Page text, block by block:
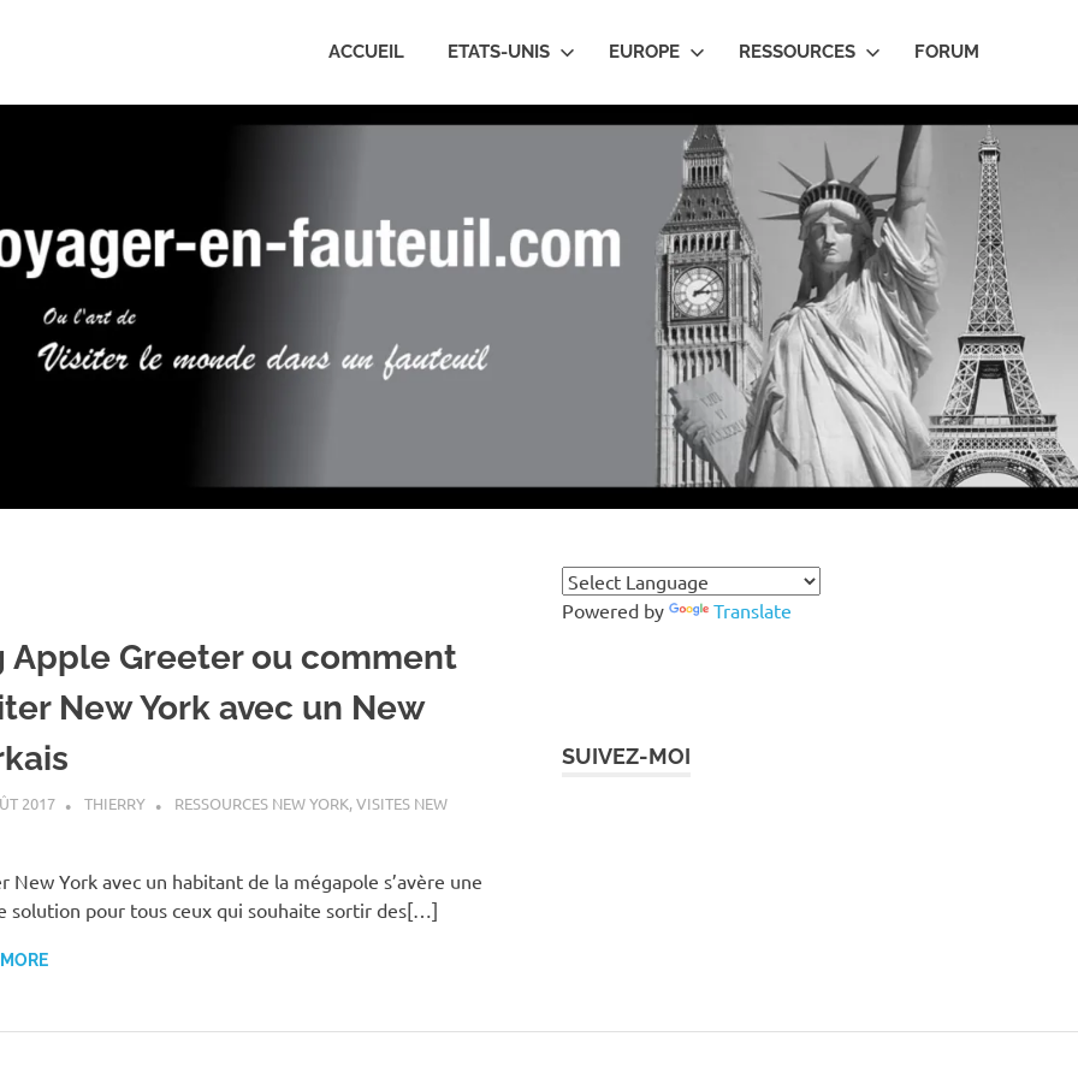
ACCUEIL ETATS-UNIS EUROPE RESSOURCES FORUM
Apple Greeter ou comment
New York avec un New
2017 THIERRY RESSOURCES NEW YORK,VISITES NEW
New York avec un habitant de la mégapole s’avère une
solution pour tous ceux qui souhaite sortir des[…]
Powered by Translate
SUIVEZ-MOI